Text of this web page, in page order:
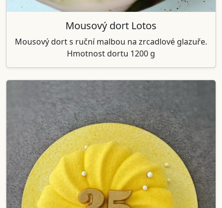
Mousový dort Lotos
Mousový dort s ruční malbou na zrcadlové glazuře.
Hmotnost dortu 1200 g